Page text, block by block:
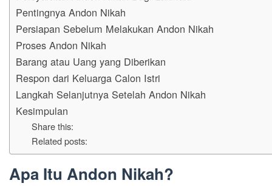
Pentingnya Andon Nikah
Persiapan Sebelum Melakukan Andon Nikah
Proses Andon Nikah
Barang atau Uang yang Diberikan
Respon dari Keluarga Calon Istri
Langkah Selanjutnya Setelah Andon Nikah
Kesimpulan
Share this:
Related posts:
Apa Itu Andon Nikah?